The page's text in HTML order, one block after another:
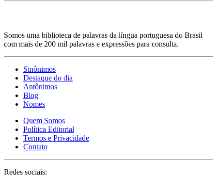
Somos uma biblioteca de palavras da língua portuguesa do Brasil
com mais de 200 mil palavras e expressões para consulta.
Sinônimos
Destaque do dia
Antônimos
Blog
Nomes
Quem Somos
Política Editorial
Termos e Privacidade
Contato
Redes sociais: